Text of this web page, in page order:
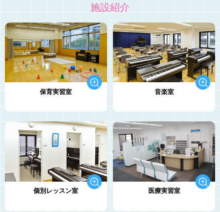
施設紹介
保育実習室 音楽室
個別レッスン室 医療実習室